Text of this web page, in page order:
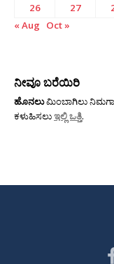
26
27
« Aug
Oct »
ನೀವೂ ಬರೆಯಿರಿ
ಹೊನಲುಮಿಂಬಾಗಿಲು
ಕಳುಹಿಸಲುಇಲ್ಲಿ ಒತ್ತಿ.